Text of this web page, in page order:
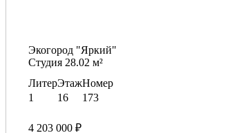
Экогород "Яркий"
Студия 28.02 м²
Литер
1
Этаж
16
Номер
173
4 203 000 ₽